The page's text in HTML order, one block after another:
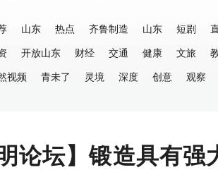
山东 热点 齐鲁制造 山东 短剧
开放山东 财经 交通 健康 文旅
视频
青未了 灵境 深度 创意 观察
明论坛】锻造具有